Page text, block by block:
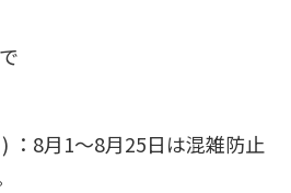
：8月1～8月25日は混雑防止